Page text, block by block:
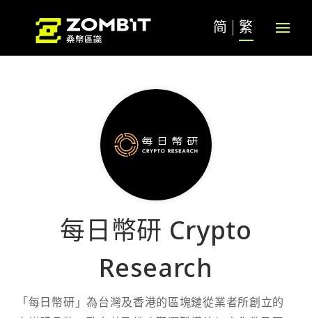
简 繁
每日幣研 Crypto
Research
「每日幣研」為台灣及香港的區塊鏈從業者所創立的